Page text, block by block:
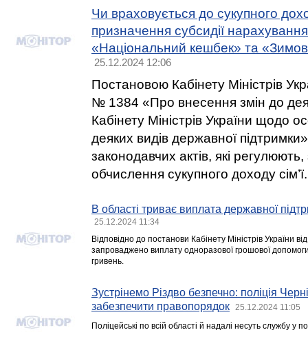
Чи враховується до сукупного
призначення субсидії
«Національний кешбек» та
25.12.2024 12:06
Постановою Кабінету Міністрів
№ 1384 «Про внесення змін до
Кабінету Міністрів України щодо
деяких видів державної
законодавчих актів, які
обчислення сукупного доходу сім’ї.
В області триває виплата державної
25.12.2024 11:34
Відповідно до постанови Кабінету Міністрів України
запроваджено виплату одноразової грошової
гривень.
Зустрінемо Різдво безпечно: поліція
забезпечити правопорядок
25.12.2024 11:05
Поліцейські по всій області й надалі несуть службу у